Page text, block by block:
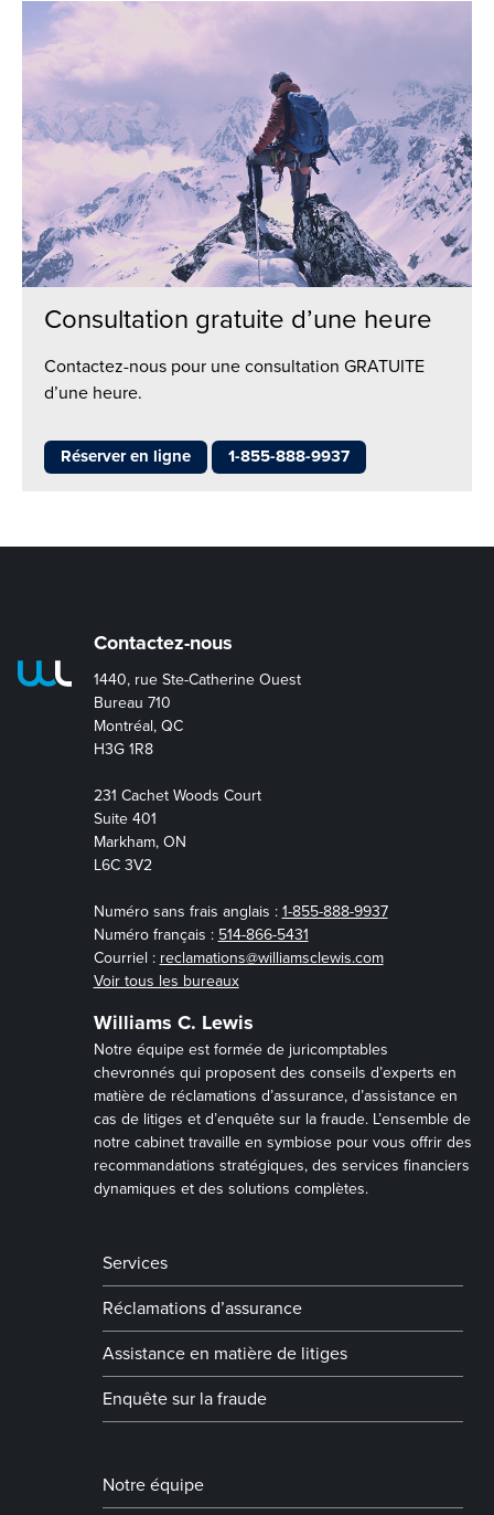
Consultation gratuite d’une heure
Contactez-nous pour une consultation GRATUITE
d’une heure.
Réserver en ligne 1-855-888-9937
Contactez-nous
1440, rue Ste-Catherine Ouest
Bureau 710
Montréal, QC
H3G 1R8
231 Cachet Woods Court
Suite 401
Markham, ON
L6C 3V2
Numéro sans frais anglais : 1-855-888-9937
Numéro français : 514-866-5431
Courriel : reclamations@williamsclewis.com
Voir tous les bureaux
Williams C. Lewis
Notre équipe est formée de juricomptables
chevronnés qui proposent des conseils d’experts en
matière de réclamations d’assurance, d’assistance en
cas de litiges et d’enquête sur la fraude. L’ensemble de
notre cabinet travaille en symbiose pour vous offrir des
recommandations stratégiques, des services financiers
dynamiques et des solutions complètes.
Services
Réclamations d’assurance
Assistance en matière de litiges
Enquête sur la fraude
Notre équipe